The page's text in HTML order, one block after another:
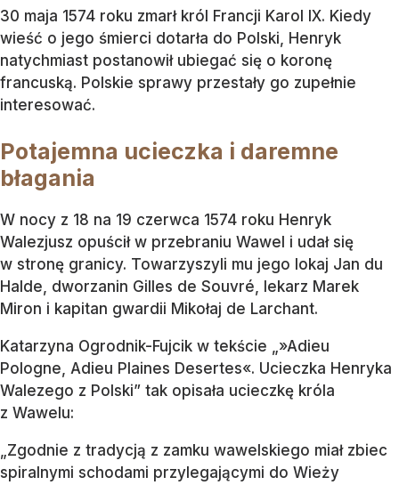
30 maja 1574 roku zmarł król Francji Karol IX. Kiedy
wieść o jego śmierci dotarła do Polski, Henryk
natychmiast postanowił ubiegać się o koronę
francuską. Polskie sprawy przestały go zupełnie
interesować.
Potajemna ucieczka i daremne
błagania
W nocy z 18 na 19 czerwca 1574 roku Henryk
Walezjusz opuścił w przebraniu Wawel i udał się
w stronę granicy. Towarzyszyli mu jego lokaj Jan du
Halde, dworzanin Gilles de Souvré, lekarz Marek
Miron i kapitan gwardii Mikołaj de Larchant.
Katarzyna Ogrodnik-Fujcik w tekście „»Adieu
Pologne, Adieu Plaines Desertes«. Ucieczka Henryka
Walezego z Polski” tak opisała ucieczkę króla
z Wawelu:
„Zgodnie z tradycją z zamku wawelskiego miał zbiec
spiralnymi schodami przylegającymi do Wieży